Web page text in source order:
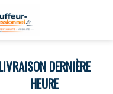
DERNIÈRE
HEURE